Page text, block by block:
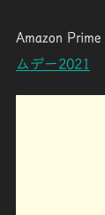
Amazon
ム デー2021